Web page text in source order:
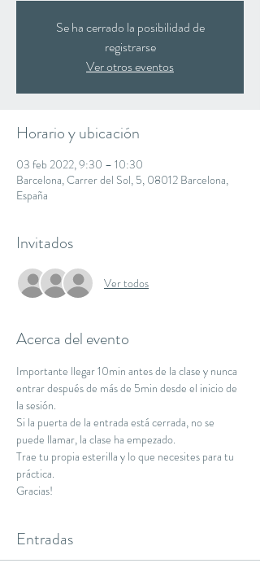
Se ha cerrado la posibilidad de
registrarse
Ver otros eventos
Horario y ubicación
03 feb 2022, 9:30 – 10:30
Barcelona, Carrer del Sol, 5, 08012 Barcelona,
España
Invitados
Ver todos
Acerca del evento
Importante llegar 10min antes de la clase y nunca
entrar después de más de 5min desde el inicio de
la sesión.
Si la puerta de la entrada está cerrada, no se
puede llamar, la clase ha empezado.
Trae tu propia esterilla y lo que necesites para tu
práctica.
Gracias!
Entradas